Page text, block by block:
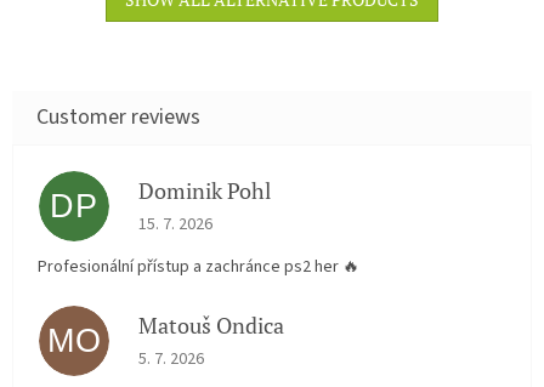
DP Dominik Pohl
The store rating is 5 out of 5 stars.
15. 7. 2026
Profesionální přístup a zachránce ps2 her 🔥
MO Matouš Ondica
The store rating is 5 out of 5 stars.
5. 7. 2026